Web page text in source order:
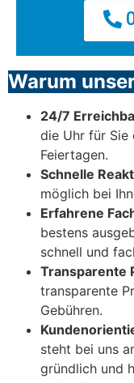
Warum
24/7
die Uhr für Sie
Feiertagen.
Schnelle
möglich bei
Erfahrene
bestens
schnell und
Transparente
transparente
Gebühren.
steht bei uns
gründlich und